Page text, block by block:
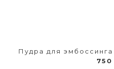
Пудра для
750